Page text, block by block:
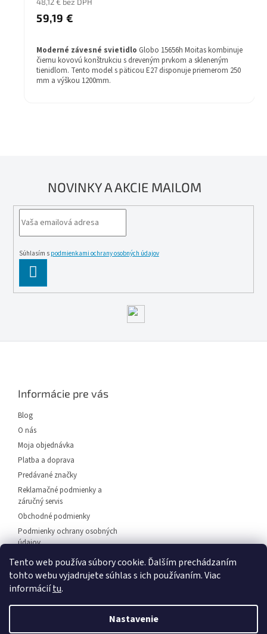
Tento web používa súbory cookie. Ďalším prechádzaním
tohto webu vyjadrujete súhlas s ich používaním. Viac
informáciítu.
Nastavenie
59,19 €
Moderné závesné svietidlo Globo 15656h Moitas kombinuje
čiernu kovovú konštrukciu s dreveným prvkom a skleneným
tienidlom. Tento model s päticou E27 disponuje priemerom 250
mm a výškou 1200mm.
NOVINKY A AKCIE MAILOM
Súhlasím s podmienkami ochrany osobných údajov
SE
Informácie pre vás
Blog
O nás
Moja objednávka
Platba a doprava
Predávané značky
Reklamačné podmienky a
záručný servis
Obchodné podmienky
Podmienky ochrany osobných
údajov
Predajňa svietidiel Dunajská
Streda
Napíšte nám